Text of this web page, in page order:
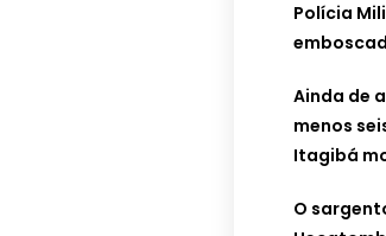
Polícia
Ainda de
menos
Itagibá
O